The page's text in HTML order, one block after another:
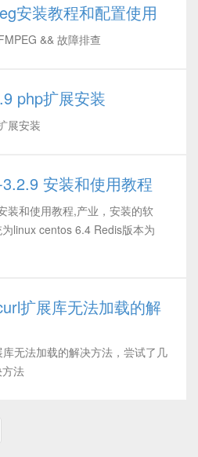
安装教程和配置使用
&& 故障排查
php扩展安装
展安装
安装和使用教程
装和使用教程,产业，安装的软
linux centos 6.4 Redis版本为
扩展库无法加载的解
无法加载的解决方法，尝试了几
法